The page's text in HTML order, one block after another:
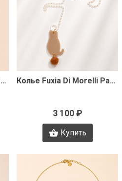
Колье Fuxia Di Morelli Pamela J3499 Быстрый просмотрКолье Fuxia Di Morelli Pamela J3498
3 100 ₽
Купить